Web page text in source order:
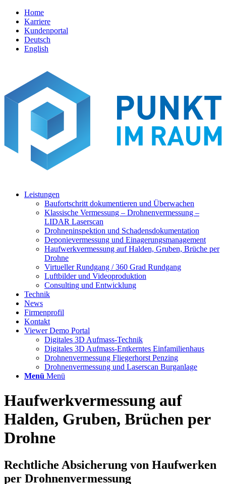
Home
Karriere
Kundenportal
Deutsch
English
Leistungen
Baufortschritt dokumentieren und Überwachen
Klassische Vermessung – Drohnenvermessung –
LIDAR Laserscan
Drohneninspektion und Schadensdokumentation
Deponievermessung und Einagerungsmanagement
Haufwerkvermessung auf Halden, Gruben, Brüche per
Drohne
Virtueller Rundgang / 360 Grad Rundgang
Luftbilder und Videoproduktion
Consulting und Entwicklung
Technik
News
Firmenprofil
Kontakt
Viewer Demo Portal
Digitales 3D Aufmass-Technik
Digitales 3D Aufmass-Entkerntes Einfamilienhaus
Drohnenvermessung Fliegerhorst Penzing
Drohnenvermessung und Laserscan Burganlage
Menü Menü
Haufwerkvermessung auf
Halden, Gruben, Brüchen per
Drohne
Rechtliche Absicherung von Haufwerken
per Drohnenvermessung